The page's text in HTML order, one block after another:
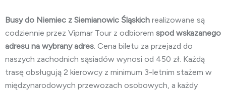
Busy do Niemiec z Siemianowic Śląskich realizowane są
codziennie przez Vipmar Tour z odbiorem spod wskazanego
adresu na wybrany adres. Cena biletu za przejazd do
naszych zachodnich sąsiadów wynosi od 450 zł. Każdą
trasę obsługują 2 kierowcy z minimum 3-letnim stażem w
międzynarodowych przewozach osobowych, a każdy